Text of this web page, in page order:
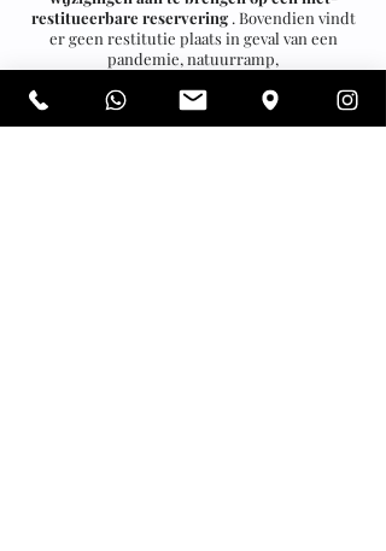
restitueerbare reservering. Bovendien vindt
er geen restitutie plaats in geval van een
pandemie, natuurramp,
annuleert binnen de periode vermeld in de